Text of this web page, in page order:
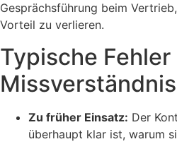
Gesprächsführung beim
Vorteil zu verlieren.
Typische
Zu früher Einsatz: Der
überhaupt klar ist, warum